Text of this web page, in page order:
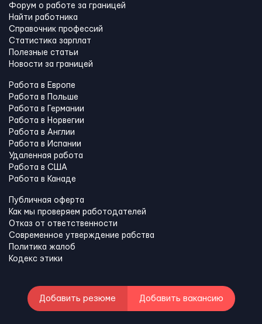
Форум о работе за границей
Найти работника
Справочник профессий
Статистика зарплат
Полезные статьи
Новости за границей
Работа в Европе
Работа в Польше
Работа в Германии
Работа в Норвегии
Работа в Англии
Работа в Испании
Удаленная работа
Работа в США
Работа в Канадe
Публичная оферта
Как мы проверяем работодателей
Отказ от ответственности
Современное утверждение рабства
Политика жалоб
Кодекс этики
Добавить резюме Добавить вакансию